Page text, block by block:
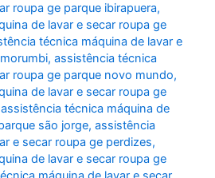
roupa ge parque ibirapuera,
de lavar e secar roupa ge
técnica máquina de lavar e
,assistência técnica
roupa ge parque novo mundo,
de lavar e secar roupa ge
assistência técnica máquina de
são jorge,assistência
e secar roupa ge perdizes,
de lavar e secar roupa ge